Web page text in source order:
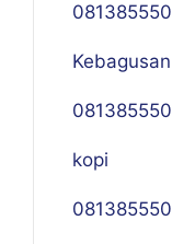
kopi